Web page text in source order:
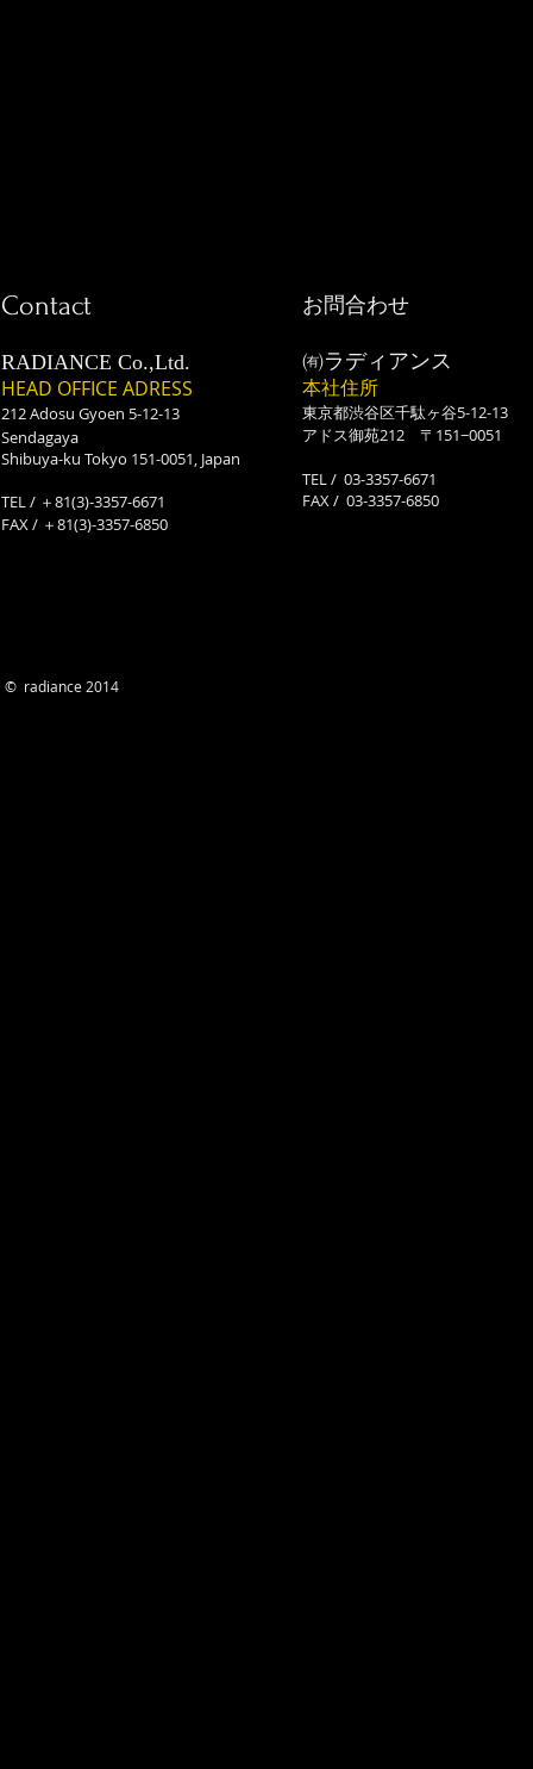
Contact
RADIANCE Co.,Ltd.
HEAD OFFICE ADRESS
212 Adosu Gyoen 5-12-13
Sendagaya
Shibuya-ku Tokyo 151-0051, Japan
TEL / ＋81(3)-3357-6671
​FAX / ＋81(3)-3357-6850
お問合わせ
㈲ラディアンス
本社住所
東京都渋谷区千駄ヶ谷5-12-13
アドス御苑212 〒151−0051
TEL / 03-3357-6671
​FAX / 03-3357-6850
© radiance 2014